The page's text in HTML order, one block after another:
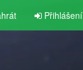
Přihlášení